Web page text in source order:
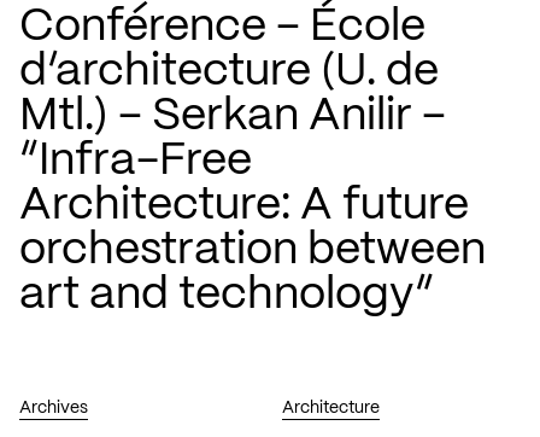
Conférence – École
d’architecture (U. de
Mtl.) – Serkan Anilir –
“Infra-Free
Architecture: A future
orchestration between
art and technology”
Archives Architecture